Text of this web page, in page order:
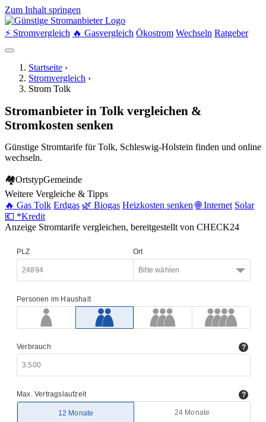
Zum Inhalt springen
⚡ Stromvergleich 🔥 Gasvergleich Ökostrom Wechseln Ratgeber
Startseite ›
Stromvergleich ›
Strom Tolk
Stromanbieter in Tolk vergleichen &
Stromkosten senken
Günstige Stromtarife für Tolk, Schleswig-Holstein finden und online
wechseln.
🏘OrtstypGemeinde
Weitere Vergleiche & Tipps
🔥 Gas Tolk Erdgas 🌿 Biogas Heizkosten senken 🌐 Internet Solar
💶 *Kredit
Anzeige Stromtarife vergleichen, bereitgestellt von CHECK24